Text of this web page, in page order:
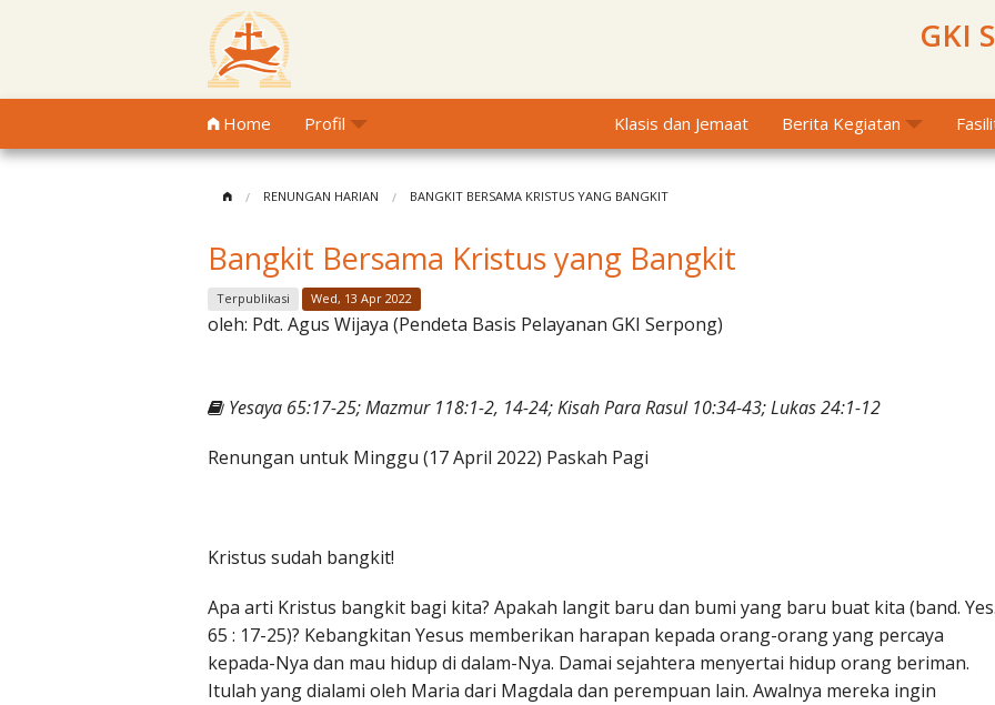
GKI
Home Profil Klasis dan Jemaat Berita Kegiatan
RENUNGAN HARIAN BANGKIT BERSAMA KRISTUS YANG BANGKIT
Bangkit Bersama Kristus yang Bangkit
Terpublikasi Wed, 13 Apr 2022
oleh: Pdt. Agus Wijaya (Pendeta Basis Pelayanan GKI Serpong)
Yesaya 65:17-25; Mazmur 118:1-2, 14-24; Kisah Para Rasul 10:34-43; Lukas 24:1-12
Renungan untuk Minggu (17 April 2022) Paskah Pagi
Kristus sudah bangkit!
Apa arti Kristus bangkit bagi kita? Apakah langit baru dan bumi yang baru buat kita (band. Yes.
65 : 17-25)? Kebangkitan Yesus memberikan harapan kepada orang-orang yang percaya
kepada-Nya dan mau hidup di dalam-Nya. Damai sejahtera menyertai hidup orang beriman.
Itulah yang dialami oleh Maria dari Magdala dan perempuan lain. Awalnya mereka ingin